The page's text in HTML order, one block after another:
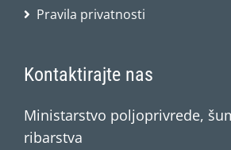
Pravila privatnosti
Kontaktirajte nas
Ministarstvo poljoprivrede,
ribarstva